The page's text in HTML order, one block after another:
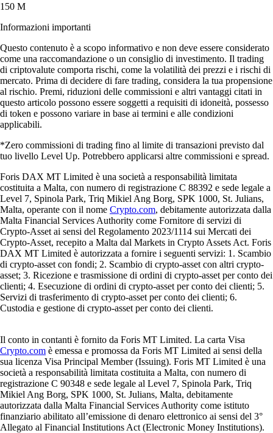
150 M
Informazioni importanti
Questo contenuto è a scopo informativo e non deve essere considerato
come una raccomandazione o un consiglio di investimento. Il trading
di criptovalute comporta rischi, come la volatilità dei prezzi e i rischi di
mercato. Prima di decidere di fare trading, considera la tua propensione
al rischio. Premi, riduzioni delle commissioni e altri vantaggi citati in
questo articolo possono essere soggetti a requisiti di idoneità, possesso
di token e possono variare in base ai termini e alle condizioni
applicabili.
*Zero commissioni di trading fino al limite di transazioni previsto dal
tuo livello Level Up. Potrebbero applicarsi altre commissioni e spread.
Foris DAX MT Limited è una società a responsabilità limitata
costituita a Malta, con numero di registrazione C 88392 e sede legale a
Level 7, Spinola Park, Triq Mikiel Ang Borg, SPK 1000, St. Julians,
Malta, operante con il nome Crypto.com, debitamente autorizzata dalla
Malta Financial Services Authority come Fornitore di servizi di
Crypto-Asset ai sensi del Regolamento 2023/1114 sui Mercati dei
Crypto-Asset, recepito a Malta dal Markets in Crypto Assets Act. Foris
DAX MT Limited è autorizzata a fornire i seguenti servizi: 1. Scambio
di crypto-asset con fondi; 2. Scambio di crypto-asset con altri crypto-
asset; 3. Ricezione e trasmissione di ordini di crypto-asset per conto dei
clienti; 4. Esecuzione di ordini di crypto-asset per conto dei clienti; 5.
Servizi di trasferimento di crypto-asset per conto dei clienti; 6.
Custodia e gestione di crypto-asset per conto dei clienti.
Il conto in contanti è fornito da Foris MT Limited. La carta Visa
Crypto.com è emessa e promossa da Foris MT Limited ai sensi della
sua licenza Visa Principal Member (Issuing). Foris MT Limited è una
società a responsabilità limitata costituita a Malta, con numero di
registrazione C 90348 e sede legale al Level 7, Spinola Park, Triq
Mikiel Ang Borg, SPK 1000, St. Julians, Malta, debitamente
autorizzata dalla Malta Financial Services Authority come istituto
finanziario abilitato all’emissione di denaro elettronico ai sensi del 3°
Allegato al Financial Institutions Act (Electronic Money Institutions).